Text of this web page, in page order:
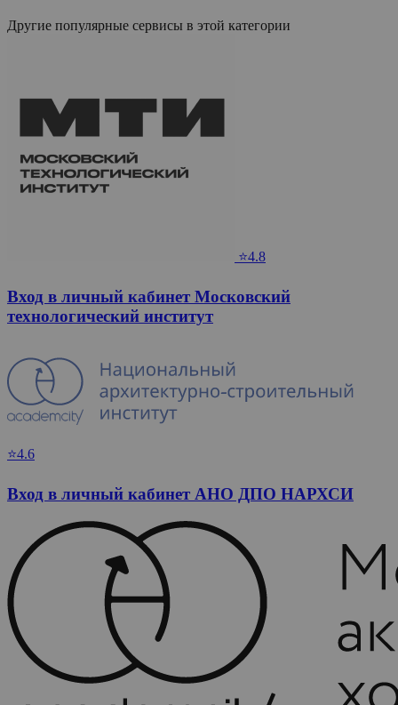
Другие популярные сервисы в этой категории
⭐4.8
Вход в личный кабинет Московский
технологический институт
⭐4.6
Вход в личный кабинет АНО ДПО НАРХСИ